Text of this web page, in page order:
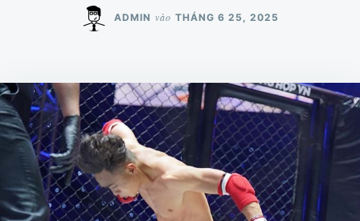
ADMIN vào THÁNG 6 25, 2025